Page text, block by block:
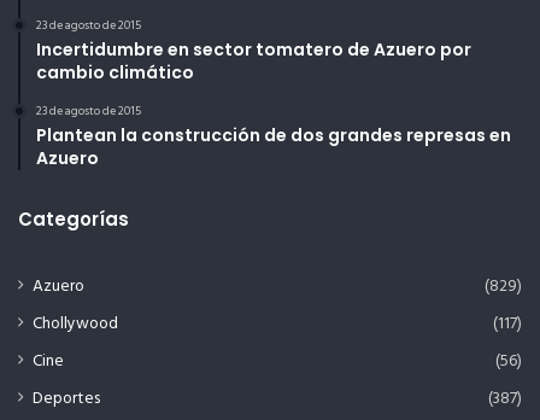
23 de agosto de 2015
Incertidumbre en sector tomatero de Azuero por
cambio climático
23 de agosto de 2015
Plantean la construcción de dos grandes represas en
Azuero
Categorías
Azuero
(829)
Chollywood
(117)
Cine
(56)
Deportes
(387)